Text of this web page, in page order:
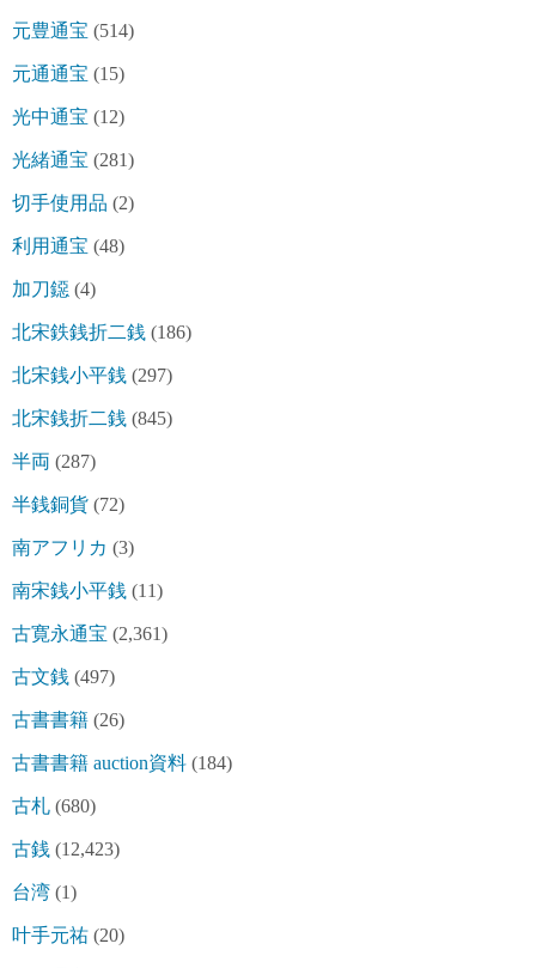
元豊通宝 (514)
元通通宝 (15)
光中通宝 (12)
光緒通宝 (281)
切手使用品 (2)
利用通宝 (48)
加刀鐚 (4)
北宋鉄銭折二銭 (186)
北宋銭小平銭 (297)
北宋銭折二銭 (845)
半両 (287)
半銭銅貨 (72)
南アフリカ (3)
南宋銭小平銭 (11)
古寛永通宝 (2,361)
古文銭 (497)
古書書籍 (26)
古書書籍 auction資料 (184)
古札 (680)
古銭 (12,423)
台湾 (1)
叶手元祐 (20)